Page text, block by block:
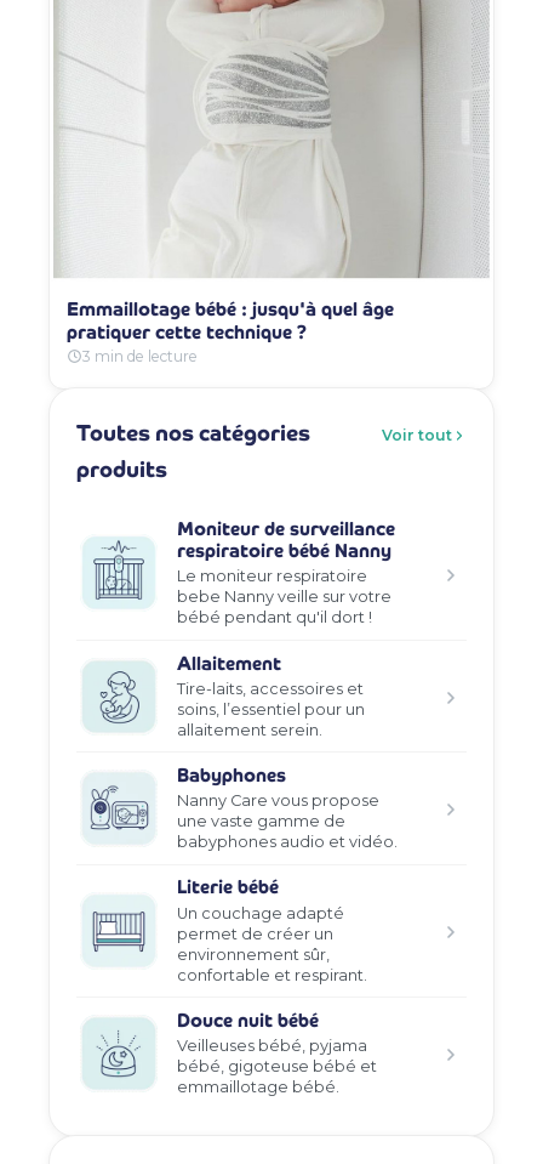
Emmaillotage bébé : jusqu'à quel âge
pratiquer cette technique ?
3 min de lecture
Toutes nos catégories
produits
Voir tout
Moniteur de surveillance
respiratoire bébé Nanny
Le moniteur respiratoire
bebe Nanny veille sur votre
bébé pendant qu'il dort !
Allaitement
Tire-laits, accessoires et
soins, l’essentiel pour un
allaitement serein.
Babyphones
Nanny Care vous propose
une vaste gamme de
babyphones audio et vidéo.
Literie bébé
Un couchage adapté
permet de créer un
environnement sûr,
confortable et respirant.
Douce nuit bébé
Veilleuses bébé, pyjama
bébé, gigoteuse bébé et
emmaillotage bébé.